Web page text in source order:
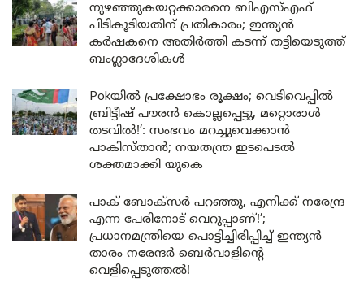
നുഴഞ്ഞുകയറ്റക്കാരനെ ബിഎസ്എഫ്
പിടികൂടിയതിന് പ്രതികാരം; ഇന്ത്യൻ
കർഷകനെ അതിർത്തി കടന്ന് തട്ടിയെടുത്ത്
ബംഗ്ലാദേശികൾ
Pokയിൽ പ്രക്ഷോഭം രൂക്ഷം; വെടിവെപ്പിൽ
ബ്രിട്ടീഷ് പൗരൻ കൊല്ലപ്പെട്ടു, മറ്റൊരാൾ
തടവിൽ!’: സംഭവം മറച്ചുവെക്കാൻ
പാകിസ്താൻ; നയതന്ത്ര ഇടപെടൽ
ശക്തമാക്കി യുകെ
പാക് ബോക്സർ പറഞ്ഞു, എനിക്ക് നരേന്ദ്ര
എന്ന പേരിനോട് വെറുപ്പാണ്!’;
പ്രധാനമന്ത്രിയെ പൊട്ടിച്ചിരിപ്പിച്ച് ഇന്ത്യൻ
താരം നരേന്ദർ ബെർവാളിന്റെ
വെളിപ്പെടുത്തൽ!